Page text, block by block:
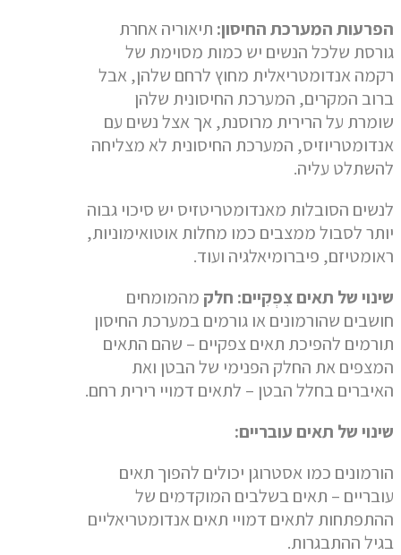
הפרעות המערכת החיסון: תיאוריה אחרת
גורסת שלכל הנשים יש כמות מסוימת של
רקמה אנדומטריאלית מחוץ לרחם שלהן, אבל
ברוב המקרים, המערכת החיסונית שלהן
שומרת על הרירית מרוסנת, אך אצל נשים עם
אנדומטריוזיס, המערכת החיסונית לא מצליחה
להשתלט עליה.
לנשים הסובלות מאנדומטריטזיס יש סיכוי גבוה
יותר לסבול ממצבים כמו מחלות אוטואימוניות,
ראומטיזם, פיברומיאלגיה ועוד.
שינוי של תאים צִפְקִיים: חלק מהמומחים
חושבים שהורמונים או גורמים במערכת החיסון
תורמים להפיכת תאים צפקיים – שהם התאים
המצפים את החלק הפנימי של הבטן ואת
האיברים בחלל הבטן – לתאים דמויי רירית רחם.
שינוי של תאים עובריים:
הורמונים כמו אסטרוגן יכולים להפוך תאים
עובריים – תאים בשלבים המוקדמים של
ההתפתחות לתאים דמויי תאים אנדומטריאליים
בגיל ההתבגרות.